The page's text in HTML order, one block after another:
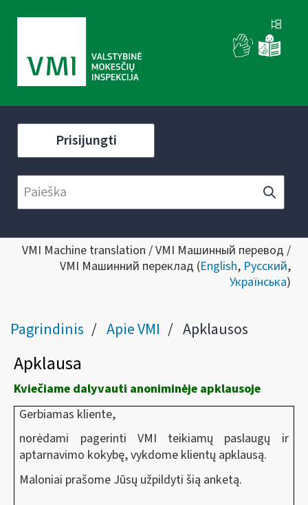
Prisijungti
VMI Machine translation / VMI Машинный перевод /
VMI Машинний переклад (English, Русский,
Українська)
Pagrindinis Apie VMI Apklausos
Apklausa
Kviečiame dalyvauti anoniminėje apklausoje
Gerbiamas kliente,
norėdami pagerinti VMI teikiamų paslaugų ir
aptarnavimo kokybę, vykdome klientų apklausą.
Maloniai prašome Jūsų užpildyti šią anketą.